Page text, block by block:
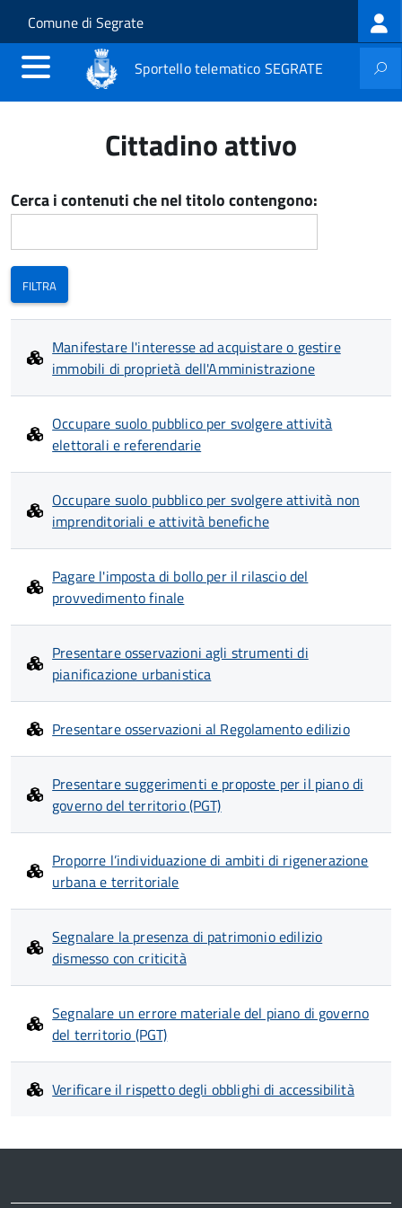
Salta al contenuto principale
Skip to site navigation
Comune di Segrate
Sportello telematico SEGRATE
Cittadino attivo
Cerca i contenuti che nel titolo contengono:
Manifestare l'interesse ad acquistare o gestire
immobili di proprietà dell'Amministrazione
Occupare suolo pubblico per svolgere attività
elettorali e referendarie
Occupare suolo pubblico per svolgere attività non
imprenditoriali e attività benefiche
Pagare l'imposta di bollo per il rilascio del
provvedimento finale
Presentare osservazioni agli strumenti di
pianificazione urbanistica
Presentare osservazioni al Regolamento edilizio
Presentare suggerimenti e proposte per il piano di
governo del territorio (PGT)
Proporre l’individuazione di ambiti di rigenerazione
urbana e territoriale
Segnalare la presenza di patrimonio edilizio
dismesso con criticità
Segnalare un errore materiale del piano di governo
del territorio (PGT)
Verificare il rispetto degli obblighi di accessibilità